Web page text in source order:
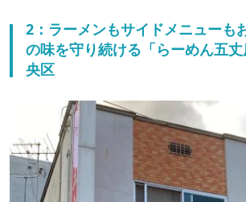
2：ラーメンもサイドメニューも
の味を守り続ける「らーめん五
央区